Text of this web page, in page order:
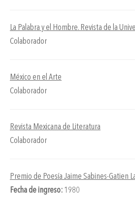
La Palabra y el Hombre. Revista de la
Colaborador
México en el Arte
Colaborador
Revista Mexicana de Literatura
Colaborador
Premio de Poesía Jaime Sabines-Gatien
Fecha de ingreso: 1980